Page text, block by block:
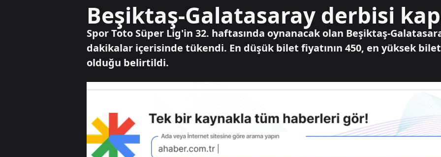
Beşiktaş-Galatasaray derbisi
Spor Toto Süper Lig'in 32. haftasında oynanacak olan Beşiktaş-
dakikalar içerisinde tükendi. En düşük bilet fiyatının 450, en yüksek bilet
olduğu belirtildi.